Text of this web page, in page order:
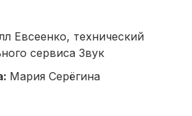
Евсеенко, технический
сервиса Звук
Мария Серёгина